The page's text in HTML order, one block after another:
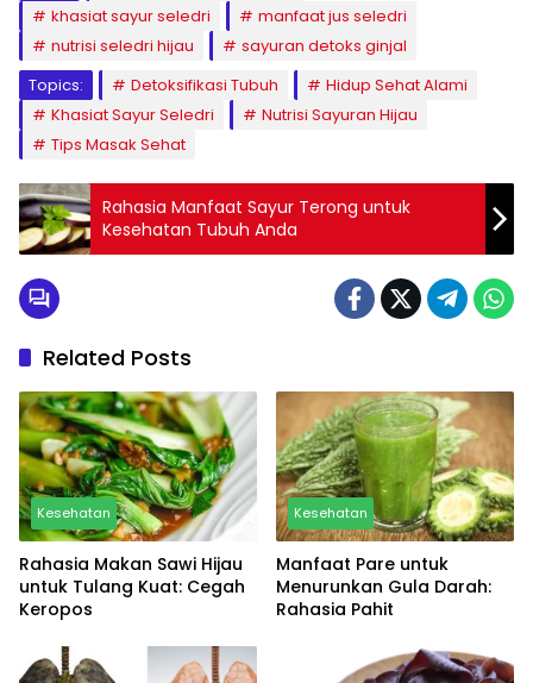
khasiat sayur seledri
manfaat jus seledri
nutrisi seledri hijau
sayuran detoks ginjal
Topics:
Detoksifikasi Tubuh
Hidup Sehat Alami
Khasiat Sayur Seledri
Nutrisi Sayuran Hijau
Tips Masak Sehat
Rahasia Manfaat Sayur Terong untuk
Kesehatan Tubuh Anda
Related Posts
Kesehatan
Rahasia Makan Sawi Hijau
untuk Tulang Kuat: Cegah
Keropos
Kesehatan
Manfaat Pare untuk
Menurunkan Gula Darah:
Rahasia Pahit